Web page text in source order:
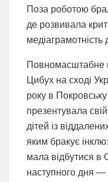
Поза роботою
де розвивала
медіаграмотність
Повномасштабне
Цибух на сході
року в
презентувала
дітей із
яким бракує
мала відбутися в
наступного дня —